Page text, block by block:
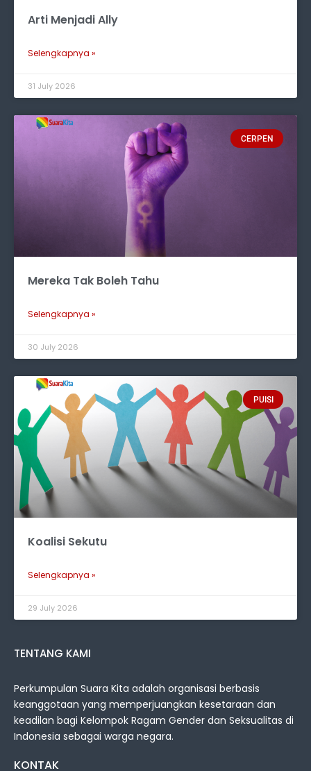
Arti Menjadi Ally
Selengkapnya »
31 July 2026
CERPEN
Mereka Tak Boleh Tahu
Selengkapnya »
30 July 2026
PUISI
Koalisi Sekutu
Selengkapnya »
29 July 2026
TENTANG KAMI
Perkumpulan Suara Kita adalah organisasi berbasis
keanggotaan yang memperjuangkan kesetaraan dan
keadilan bagi Kelompok Ragam Gender dan Seksualitas di
Indonesia sebagai warga negara.
KONTAK